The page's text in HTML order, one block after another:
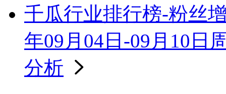
千瓜行业排行榜-粉丝
年09月04日-09月10日
分析